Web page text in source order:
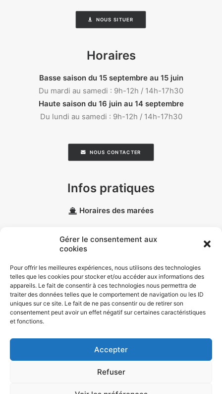
Gérer le consentement aux
cookies
Pour offrir les meilleures expériences, nous utilisons des technologies
telles que les cookies pour stocker et/ou accéder aux informations des
appareils. Le fait de consentir à ces technologies nous permettra de
traiter des données telles que le comportement de navigation ou les ID
uniques sur ce site. Le fait de ne pas consentir ou de retirer son
consentement peut avoir un effet négatif sur certaines caractéristiques
et fonctions.
Accepter
Refuser
NOUS SITUER
Horaires
Basse saison du 15 septembre au 15 juin
Du mardi au samedi : 9h-12h / 14h-17h30
Haute saison du 16 juin au 14 septembre
Du lundi au samedi : 9h-12h / 14h-17h30
NOUS CONTACTER
Infos pratiques
Horaires des marées
Données personnelles
Politique de confidentialité
Politique de cookies (EU)
© 2026 Port Vilaine Maritime |Mentions légales| Conception :Mobius
Infographie